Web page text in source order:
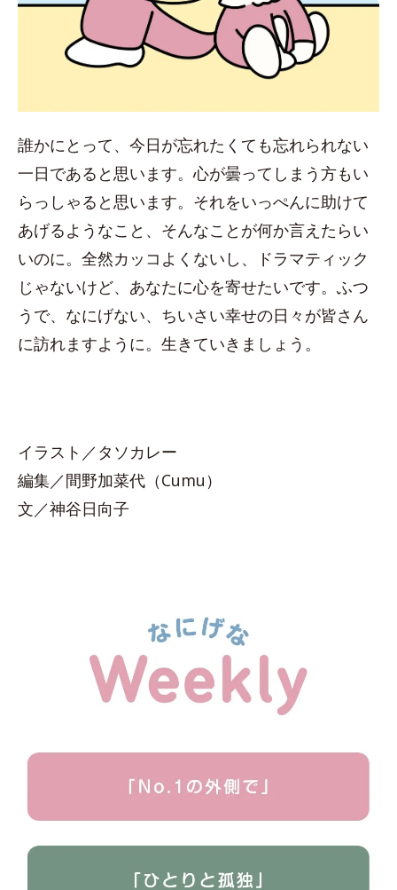
誰かにとって、今日が忘れたくても忘れられない
一日であると思います。心が曇ってしまう方もい
らっしゃると思います。それをいっぺんに助けて
あげるようなこと、そんなことが何か言えたらい
いのに。全然カッコよくないし、ドラマティック
じゃないけど、あなたに心を寄せたいです。ふつ
うで、なにげない、ちいさい幸せの日々が皆さん
に訪れますように。生きていきましょう。
イラスト／タソカレー
編集／間野加菜代（Cumu）
文／神谷日向子